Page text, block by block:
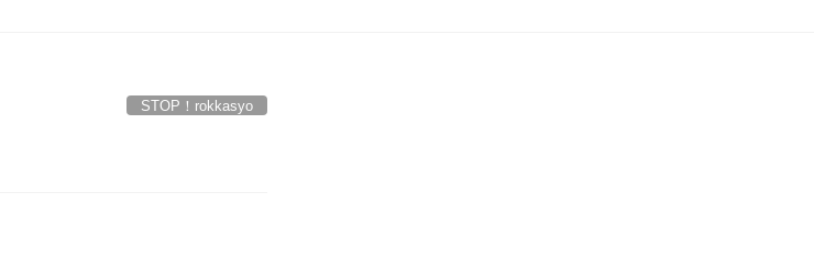
STOP！rokkasyo